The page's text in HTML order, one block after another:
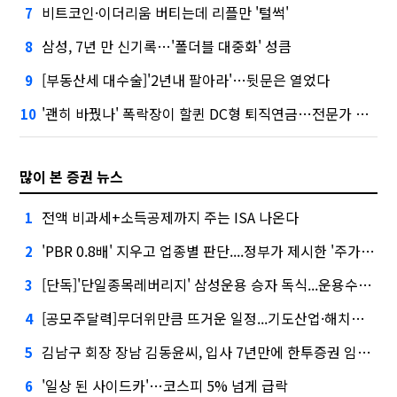
7 비트코인·이더리움 버티는데 리플만 '털썩'
8 삼성, 7년 만 신기록…'폴더블 대중화' 성큼
9 [부동산세 대수술]'2년내 팔아라'…뒷문은 열었다
10 '괜히 바꿨나' 폭락장이 할퀸 DC형 퇴직연금…전문가 조언은
많이 본 증권 뉴스
1 전액 비과세+소득공제까지 주는 ISA 나온다
2 'PBR 0.8배' 지우고 업종별 판단....정부가 제시한 '주가 누르기' 방지법
3 [단독]'단일종목레버리지' 삼성운용 승자 독식...운용수익 미래에셋의 6배
4 [공모주달력]무더위만큼 뜨거운 일정...기도산업·해치텍·니어스랩, 동시 청약
5 김남구 회장 장남 김동윤씨, 입사 7년만에 한투증권 임원 승진
6 '일상 된 사이드카'…코스피 5% 넘게 급락